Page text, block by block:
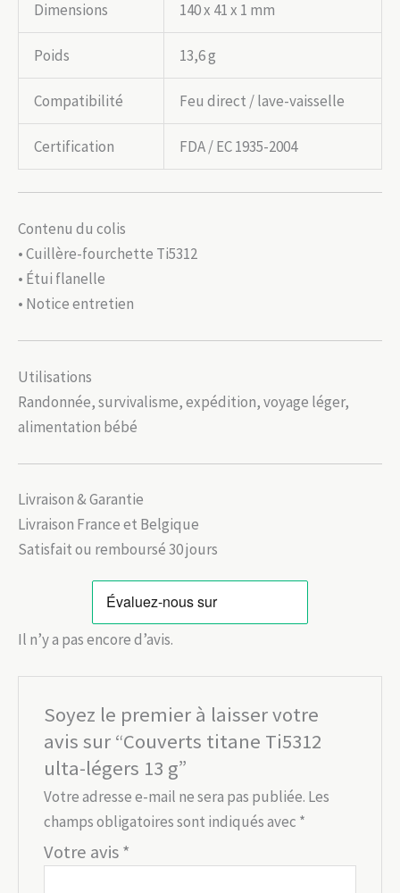
Dimensions 140 x 41 x 1 mm
Poids 13,6 g
Compatibilité Feu direct / lave-vaisselle
Certification FDA / EC 1935-2004
Contenu du colis
• Cuillère-fourchette Ti5312
• Étui flanelle
• Notice entretien
Utilisations
Randonnée, survivalisme, expédition, voyage léger,
alimentation bébé
Livraison & Garantie
Livraison France et Belgique
Satisfait ou remboursé 30 jours
Il n’y a pas encore d’avis.
Soyez le premier à laisser votre
avis sur “Couverts titane Ti5312
ulta-légers 13 g”
Votre adresse e-mail ne sera pas publiée. Les
champs obligatoires sont indiqués avec *
Votre avis*